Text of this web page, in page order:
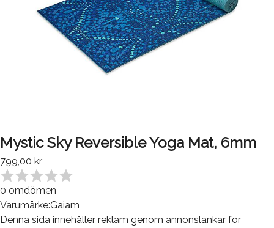
Mystic Sky Reversible Yoga Mat, 6mm
799,00 kr
0 omdömen
Varumärke:Gaiam
Denna sida innehåller reklam genom annonslänkar för